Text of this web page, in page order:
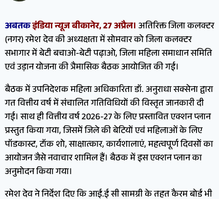
अबतकइंडिया न्यूज बीकानेर, 27 अप्रैल। अतिरिक्त जिला कलक्टर
(नगर) रमेश देव की अध्यक्षता में सोमवार को जिला कलक्टर
सभागार में बेटी बचाओ-बेटी पढ़ाओ, जिला महिला समाधान समिति
एवं उड़ान योजना की त्रैमासिक बैठक आयोजित की गई।
बैठक में उपनिदेशक महिला अधिकारिता डॉ. अनुराधा सक्सेना द्वारा
गत वित्तीय वर्ष में संचालित गतिविधियों की विस्तृत जानकारी दी
गई। साथ ही वित्तीय वर्ष 2026-27 के लिए प्रस्तावित एक्शन प्लान
प्रस्तुत किया गया, जिसमें जिले की बेटियों एवं महिलाओं के लिए
पॉडकास्ट, टॉक शो, साक्षात्कार, कार्यशालाएं, महत्वपूर्ण दिवसों का
आयोजन जैसे नवाचार शामिल हैं। बैठक में इस एक्शन प्लान का
अनुमोदन किया गया।
रमेश देव ने निर्देश दिए कि आई.ई सी सामग्री के तहत कैरम बोर्ड भी